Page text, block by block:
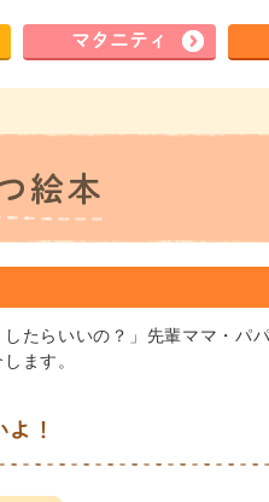
マタ ニティ
たらいいの？」先輩ママ・パ
ます。
！